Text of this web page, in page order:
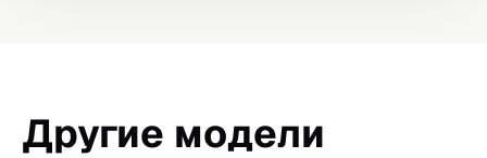
Другие модели